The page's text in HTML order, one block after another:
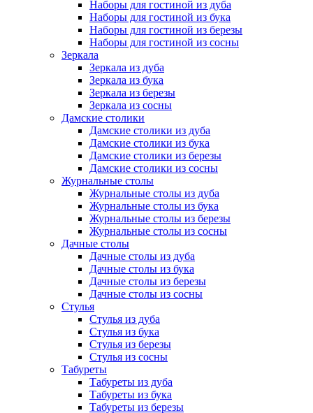
Наборы для гостиной из дуба
Наборы для гостиной из бука
Наборы для гостиной из березы
Наборы для гостиной из сосны
Зеркала
Зеркала из дуба
Зеркала из бука
Зеркала из березы
Зеркала из сосны
Дамские столики
Дамские столики из дуба
Дамские столики из бука
Дамские столики из березы
Дамские столики из сосны
Журнальные столы
Журнальные столы из дуба
Журнальные столы из бука
Журнальные столы из березы
Журнальные столы из сосны
Дачные столы
Дачные столы из дуба
Дачные столы из бука
Дачные столы из березы
Дачные столы из сосны
Стулья
Стулья из дуба
Стулья из бука
Стулья из березы
Стулья из сосны
Табуреты
Табуреты из дуба
Табуреты из бука
Табуреты из березы